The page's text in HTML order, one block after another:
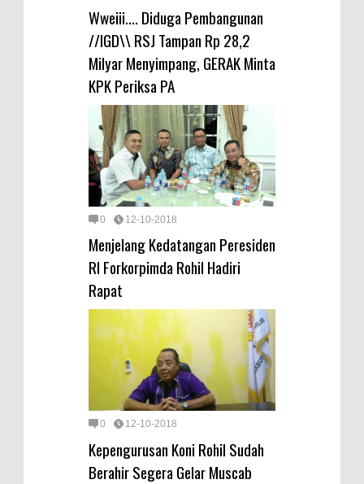
Wweiii.... Diduga Pembangunan
//IGD\\ RSJ Tampan Rp 28,2
Milyar Menyimpang, GERAK Minta
KPK Periksa PA
0 12-10-2018
Menjelang Kedatangan Peresiden
RI Forkorpimda Rohil Hadiri
Rapat
0 12-10-2018
Kepengurusan Koni Rohil Sudah
Berahir Segera Gelar Muscab